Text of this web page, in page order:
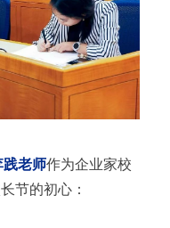
老师作为企业家校
节的初心：